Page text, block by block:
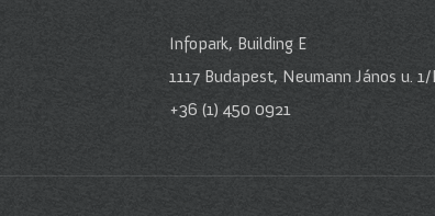
Infopark, Building E
1117 Budapest, Neumann János u. 1/
+36 (1) 450 0921